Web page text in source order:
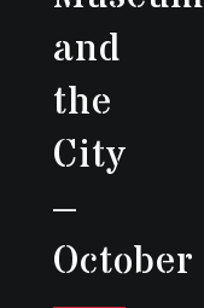
and
the
City
–
October